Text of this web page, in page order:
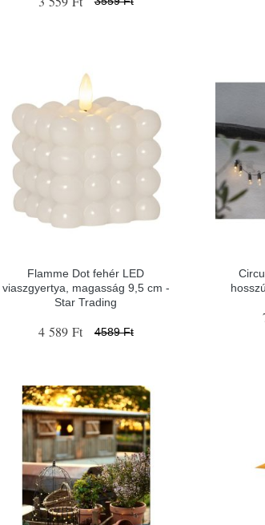
Flamme Dot fehér LED
viaszgyertya, magasság 9,5 cm -
Star Trading
4 589 Ft 4589 Ft